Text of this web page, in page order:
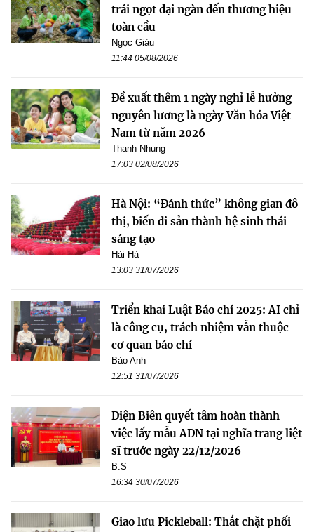
trái ngọt đại ngàn đến thương hiệu
toàn cầu
Ngọc Giàu
11:44 05/08/2026
Đề xuất thêm 1 ngày nghỉ lễ hưởng
nguyên lương là ngày Văn hóa Việt
Nam từ năm 2026
Thanh Nhung
17:03 02/08/2026
Hà Nội: “Đánh thức” không gian đô
thị, biến di sản thành hệ sinh thái
sáng tạo
Hải Hà
13:03 31/07/2026
Triển khai Luật Báo chí 2025: AI chỉ
là công cụ, trách nhiệm vẫn thuộc
cơ quan báo chí
Bảo Anh
12:51 31/07/2026
Điện Biên quyết tâm hoàn thành
việc lấy mẫu ADN tại nghĩa trang liệt
sĩ trước ngày 22/12/2026
B.S
16:34 30/07/2026
Giao lưu Pickleball: Thắt chặt phối